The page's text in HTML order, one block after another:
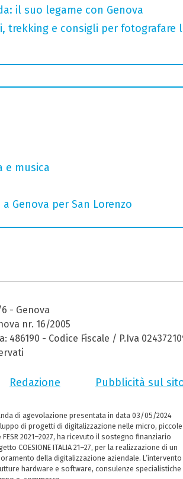
il suo legame con Genova
trekking e consigli per fotografare
e musica
Genova per San Lorenzo
- Genova
nr. 16/2005
- Codice Fiscale / P.Iva
Redazione Pubblicità sul
di agevolazione presentata in data 03/05/2024
di progetti di digitalizzazione nelle micro, piccole
2021–2027, ha ricevuto il sostegno finanziario
COESIONE ITALIA 21–27, per la realizzazione di un
della digitalizzazione aziendale. L’intervento
hardware e software, consulenze specialistiche